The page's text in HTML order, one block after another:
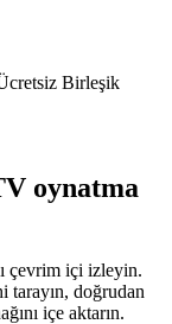
Birleşik
oynatma
çevrim içi izleyin.
doğrudan
içe aktarın.